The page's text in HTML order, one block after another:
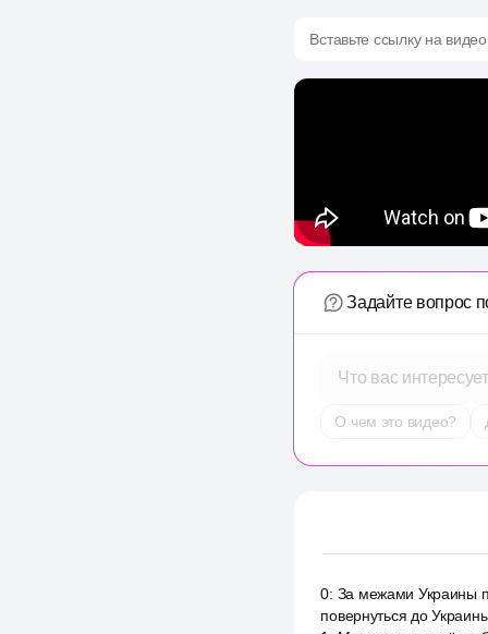
Вставьте ссылку на
Задайте вопрос
Что вас
О чем это видео?
0: За межами Украины
повернуться до